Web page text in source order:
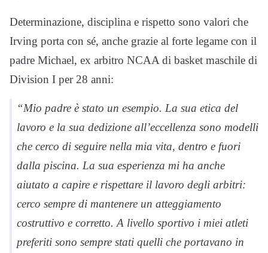
Determinazione, disciplina e rispetto sono valori che
Irving porta con sé, anche grazie al forte legame con il
padre Michael, ex arbitro NCAA di basket maschile di
Division I per 28 anni:
“Mio padre è stato un esempio. La sua etica del
lavoro e la sua dedizione all’eccellenza sono modelli
che cerco di seguire nella mia vita, dentro e fuori
dalla piscina. La sua esperienza mi ha anche
aiutato a capire e rispettare il lavoro degli arbitri:
cerco sempre di mantenere un atteggiamento
costruttivo e corretto. A livello sportivo i miei atleti
preferiti sono sempre stati quelli che portavano in